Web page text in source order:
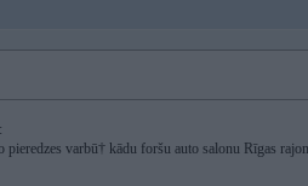
varbū† kādu foršu auto salonu Rīgas